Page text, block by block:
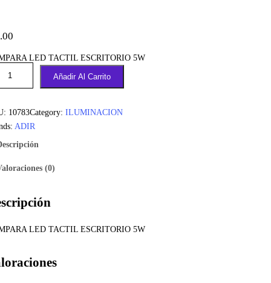
LED TACTIL ESCRITORIO 5W
Añadir Al Carrito
10783Category: ILUMINACION
ADIR
(0)
LED TACTIL ESCRITORIO 5W